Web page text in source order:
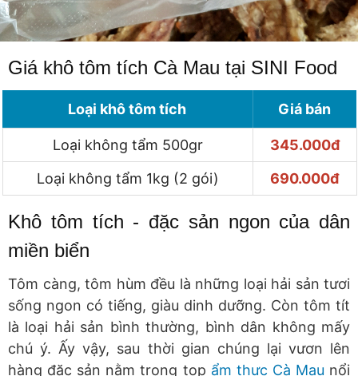
Giá khô tôm tích Cà Mau tại SINI Food
Loại khô tôm tích Giá bán
Loại không tẩm 500gr
345.000đ
Loại không tẩm 1kg (2 gói)
690.000đ
Khô tôm tích - đặc sản ngon của dân
miền biển
Tôm càng, tôm hùm đều là những loại hải sản tươi
sống ngon có tiếng, giàu dinh dưỡng. Còn tôm tít
là loại hải sản bình thường, bình dân không mấy
chú ý. Ấy vậy, sau thời gian chúng lại vươn lên
hàng đặc sản nằm trong top ẩm thực Cà Mau nổi